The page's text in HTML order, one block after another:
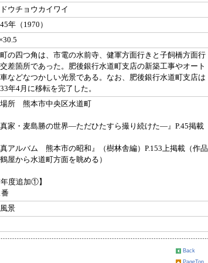
ウチョウカイワイ
年（1970）
の四つ角は、市電の水前寺、健軍方面行きと子飼橋方面行
差箇所であった。肥後銀行水道町支店の新築工事やオート
などなつかしい光景である。なお、肥後銀行水道町支店は
年4月に移転を完了した。
所 熊本市中央区水道町
真家・麦島勝の世界―ただひたすら撮り続けた―』P.45掲載
真アルバム 熊本市の昭和』（樹林舎編）P.153上掲載（作品
屋から水道町方面を眺める）
年度追加①】
景
Back
PageTop